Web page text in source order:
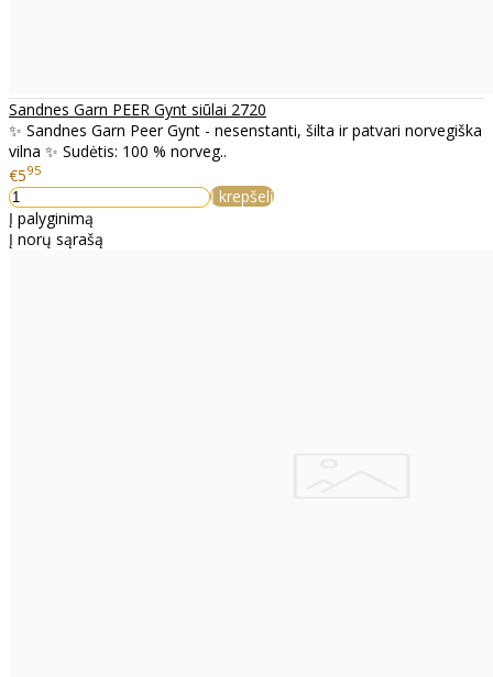
Sandnes Garn PEER Gynt siūlai 2720
✨ Sandnes Garn Peer Gynt - nesenstanti, šilta ir patvari norvegiška
vilna ✨ Sudėtis: 100 % norveg..
€595
Į krepšelį
Į palyginimą
Į norų sąrašą